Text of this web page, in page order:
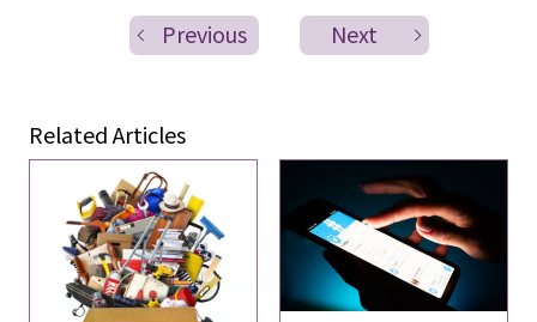
Previous Next
Related Articles